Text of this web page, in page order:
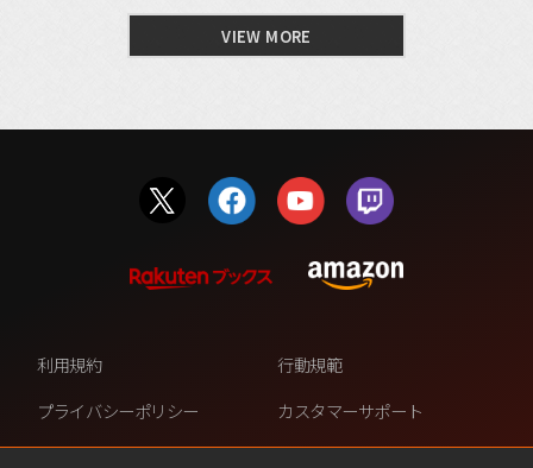
VIEW MORE
利用規約
行動規範
プライバシーポリシー
カスタマーサポート
ファンコンテンツ・ポリシー
個人情報の販売や共有を許可し